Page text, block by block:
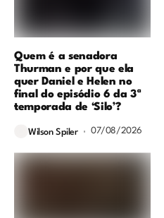
Quem é a senadora
Thurman e por que ela
quer Daniel e Helen no
final do episódio 6 da 3ª
temporada de ‘Silo’?
Wilson Spiler 07/08/2026